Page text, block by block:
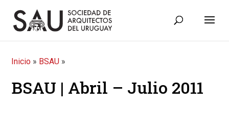
Inicio » BSAU »
BSAU | Abril – Julio 2011